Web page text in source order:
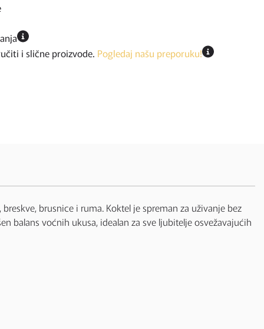
i slične proizvode. Pogledaj našu preporuku!
brusnice i ruma. Koktel je spreman za uživanje bez
balans voćnih ukusa, idealan za sve ljubitelje osvežavajućih